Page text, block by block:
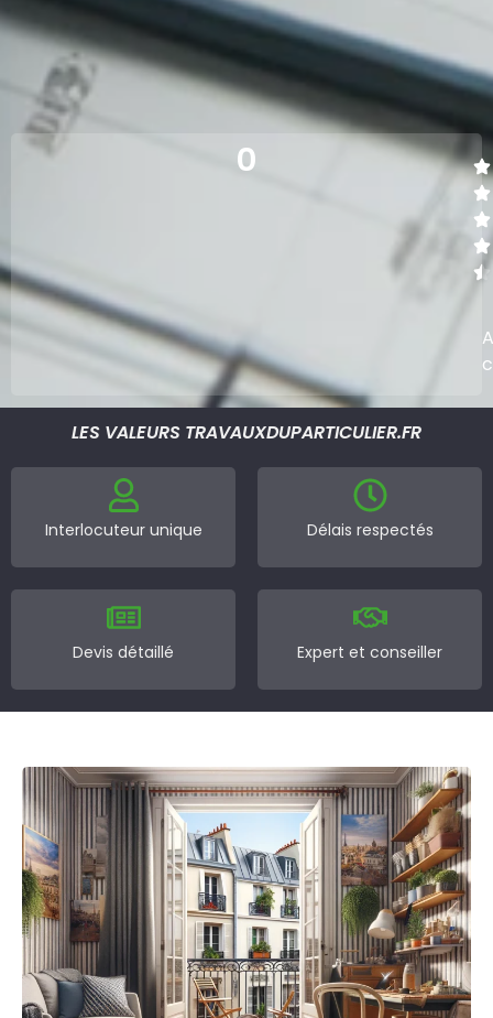
0
LES VALEURS TRAVAUXDUPARTICULIER.FR
Interlocuteur unique Délais respectés
Devis détaillé Expert et conseiller